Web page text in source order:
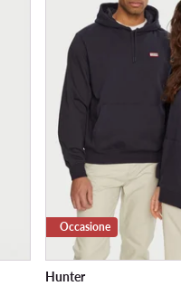
Occasione
Hunter